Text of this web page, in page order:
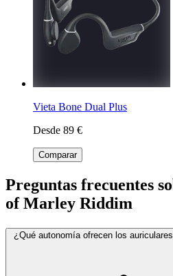
Vieta Bone Dual Plus
Desde 89 €
Comparar
Preguntas frecuentes
of Marley Riddim
¿Qué autonomía ofrecen los